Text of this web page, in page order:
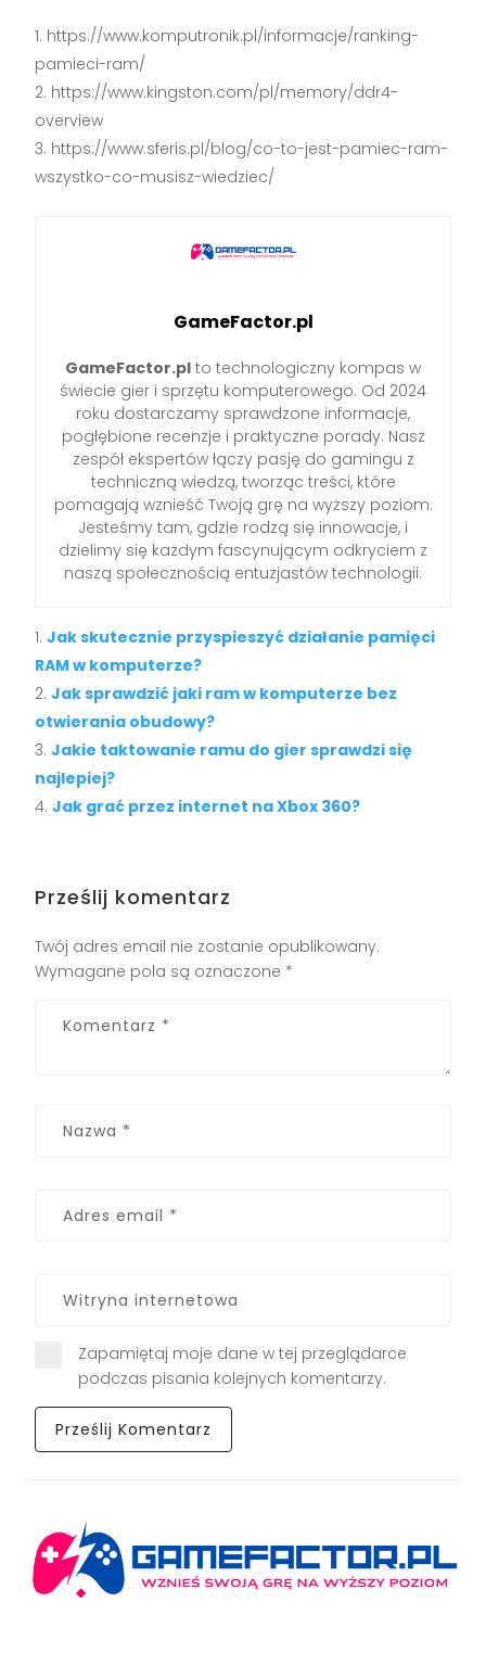
https://www.komputronik.pl/informacje/ranking-
pamieci-ram/
https://www.kingston.com/pl/memory/ddr4-
overview
https://www.sferis.pl/blog/co-to-jest-pamiec-ram-
wszystko-co-musisz-wiedziec/
GameFactor.pl
GameFactor.pl to technologiczny kompas w
świecie gier i sprzętu komputerowego. Od 2024
roku dostarczamy sprawdzone informacje,
pogłębione recenzje i praktyczne porady. Nasz
zespół ekspertów łączy pasję do gamingu z
techniczną wiedzą, tworząc treści, które
pomagają wznieść Twoją grę na wyższy poziom.
Jesteśmy tam, gdzie rodzą się innowacje, i
dzielimy się każdym fascynującym odkryciem z
naszą społecznością entuzjastów technologii.
Jak skutecznie przyspieszyć działanie pamięci
RAM w komputerze?
Jak sprawdzić jaki ram w komputerze bez
otwierania obudowy?
Jakie taktowanie ramu do gier sprawdzi się
najlepiej?
Jak grać przez internet na Xbox 360?
Prześlij komentarz
Twój adres email nie zostanie opublikowany.
Wymagane pola są oznaczone *
Zapamiętaj moje dane w tej przeglądarce
podczas pisania kolejnych komentarzy.